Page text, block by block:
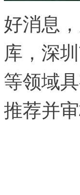
好消息
库，深
等领域
推荐并